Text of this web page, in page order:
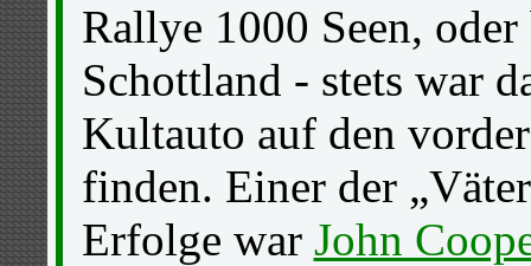
Rallye 1000 Seen,
Schottland - stets war
Kultauto auf den
finden. Einer der
Erfolge war John